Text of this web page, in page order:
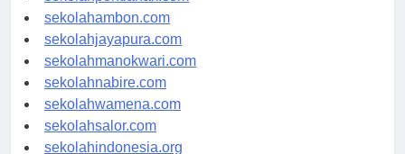
sekolahpontianak.com
sekolahambon.com
sekolahjayapura.com
sekolahmanokwari.com
sekolahnabire.com
sekolahwamena.com
sekolahsalor.com